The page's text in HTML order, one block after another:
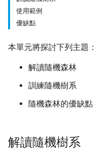
使用範例
優缺點
本單元將探討下列主題：
解讀隨機森林
訓練隨機樹系
隨機森林的優缺點
解讀隨機樹系